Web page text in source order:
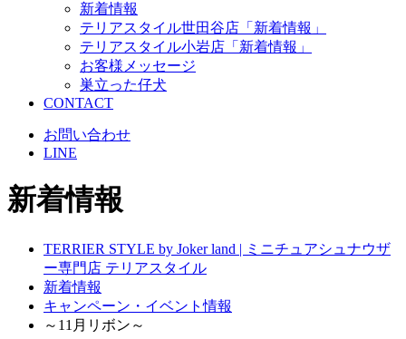
新着情報
テリアスタイル世田谷店「新着情報」
テリアスタイル小岩店「新着情報」
お客様メッセージ
巣立った仔犬
CONTACT
お問い合わせ
LINE
新着情報
TERRIER STYLE by Joker land | ミニチュアシュナウザ
ー専門店 テリアスタイル
新着情報
キャンペーン・イベント情報
～11月リボン～